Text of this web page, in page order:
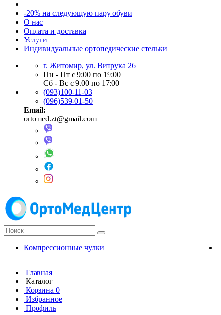
-20% на следующую пару обуви
О нас
Оплата и доставка
Услуги
Индивидуальные ортопедические стельки
г. Житомир, ул. Витрука 26
Пн - Пт с 9:00 по 19:00
Сб - Вс с 9.00 по 17:00
(093)100-11-03
(096)539-01-50
Email:
ortomed.zt@gmail.com
Компрессионные чулки
Главная
Каталог
Корзина 0
Избранное
Профиль